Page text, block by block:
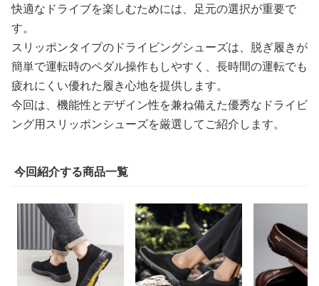
快適なドライブを楽しむためには、足元の選択が重要で
す。
スリッポンタイプのドライビングシューズは、脱ぎ履きが
簡単で運転時のペダル操作もしやすく、長時間の運転でも
疲れにくい優れた履き心地を提供します。
今回は、機能性とデザイン性を兼ね備えた優秀なドライビ
ング用スリッポンシューズを厳選してご紹介します。
今回紹介する商品一覧